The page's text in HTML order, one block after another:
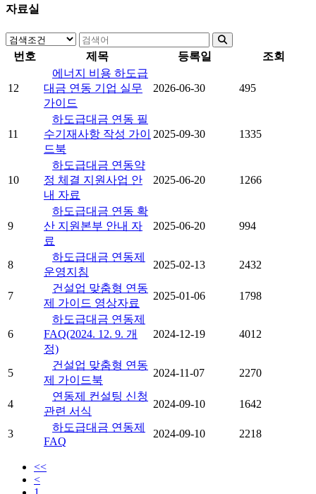
자료실
검색조건
번호
제목 등록일 조회
12
에너지 비용 하도급
대금 연동 기업 실무
가이드
2026-06-30 495
11
하도급대금 연동 필
수기재사항 작성 가이
드북
2025-09-30 1335
10
하도급대금 연동약
정 체결 지원사업 안
내 자료
2025-06-20 1266
9
하도급대금 연동 확
산 지원본부 안내 자
료
2025-06-20 994
8
하도급대금 연동제
운영지침
2025-02-13 2432
7
건설업 맞춤형 연동
제 가이드 영상자료
2025-01-06 1798
6
하도급대금 연동제
FAQ(2024. 12. 9. 개
정)
2024-12-19 4012
5
건설업 맞춤형 연동
제 가이드북
2024-11-07 2270
4
연동제 컨설팅 신청
관련 서식
2024-09-10 1642
3
하도급대금 연동제
FAQ
2024-09-10 2218
<<
<